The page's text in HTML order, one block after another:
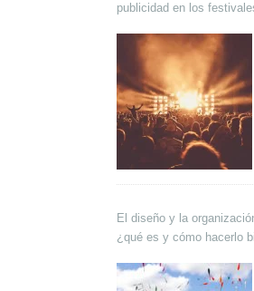
publicidad en los
El diseño y la
¿qué es y cómo hacerlo